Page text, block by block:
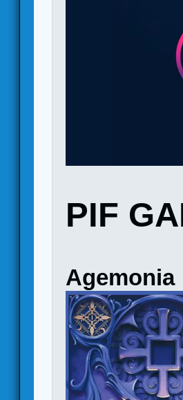
PIF
Agemonia